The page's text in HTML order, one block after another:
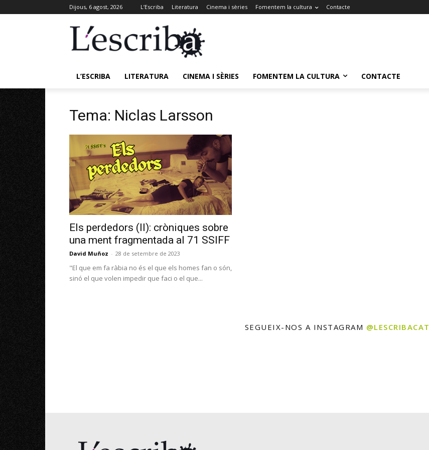
Dijous, 6 agost, 2026 L’Escriba Literatura Cinema i sèries Fomentem la cultura Contacte
L’ESCRIBA LITERATURA CINEMA I SÈRIES FOMENTEM LA CULTURA CONTACTE
Tema: Niclas Larsson
Els perdedors (II): cròniques sobre
una ment fragmentada al 71 SSIFF
David Muñoz - 28 de setembre de 2023
"El que em fa ràbia no és el que els homes fan o són,
sinó el que volen impedir que faci o el que...
SEGUEIX-NOS A INSTAGRAM @LESCRIBACAT